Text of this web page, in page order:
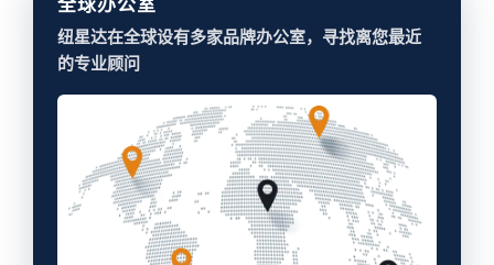
全球办公室
纽星达在全球设有多家品牌办公室，寻找离您最近
的专业顾问